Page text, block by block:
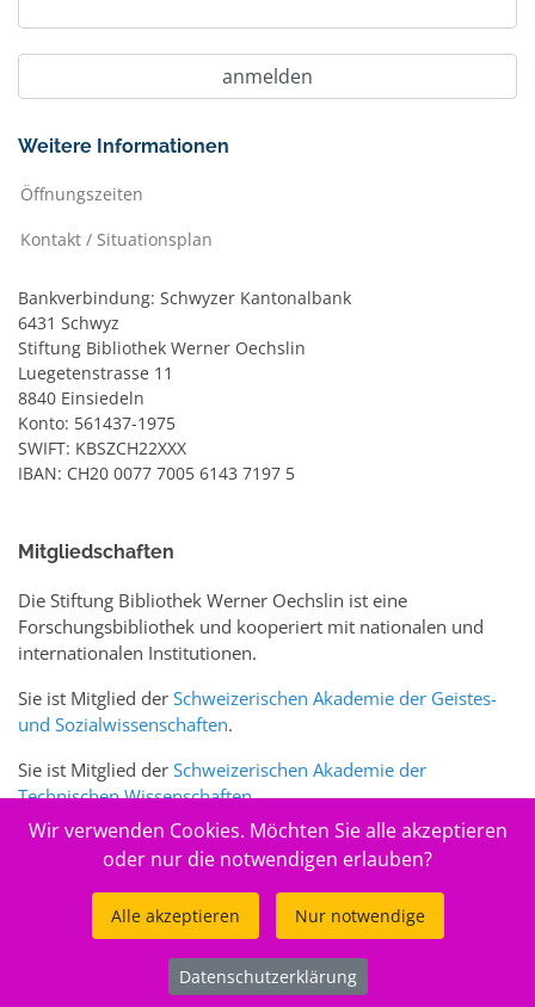
Weitere Informationen
Öffnungszeiten
Kontakt / Situationsplan
Bankverbindung: Schwyzer Kantonalbank
6431 Schwyz
Stiftung Bibliothek Werner Oechslin
Luegetenstrasse 11
8840 Einsiedeln
Konto: 561437-1975
SWIFT: KBSZCH22XXX
IBAN: CH20 0077 7005 6143 7197 5
Mitgliedschaften
Die Stiftung Bibliothek Werner Oechslin ist eine
Forschungsbibliothek und kooperiert mit nationalen und
internationalen Institutionen.
Sie ist Mitglied der Schweizerischen Akademie der Geistes-
und Sozialwissenschaften.
Sie ist Mitglied der Schweizerischen Akademie der
Technischen Wissenschaften.
Sie ist zudem Mitglied des Schweizer Portalswww.sciences-
Stiftung Bibliothek Werner Oechslin
Wir verwenden Cookies. Möchten Sie alle akzeptieren
oder nur die notwendigen erlauben?
Alle akzeptieren Nur notwendige
Datenschutzerklärung